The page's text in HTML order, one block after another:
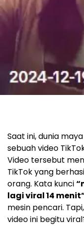
Saat ini, dunia
sebuah video
Video tersebut
TikTok yang
orang. Kata kunci
lagi viral 14
mesin pencari.
video ini begitu